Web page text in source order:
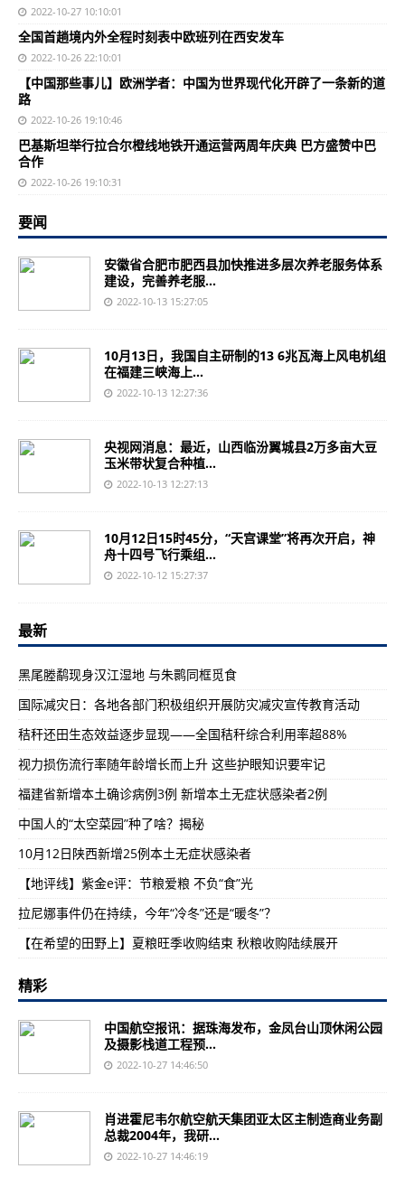
2022-10-27 10:10:01
全国首趟境内外全程时刻表中欧班列在西安发车
2022-10-26 22:10:01
【中国那些事儿】欧洲学者：中国为世界现代化开辟了一条新的道
路
2022-10-26 19:10:46
巴基斯坦举行拉合尔橙线地铁开通运营两周年庆典 巴方盛赞中巴
合作
2022-10-26 19:10:31
要闻
安徽省合肥市肥西县加快推进多层次养老服务体系
建设，完善养老服...
2022-10-13 15:27:05
10月13日，我国自主研制的13 6兆瓦海上风电机组
在福建三峡海上...
2022-10-13 12:27:36
央视网消息：最近，山西临汾翼城县2万多亩大豆
玉米带状复合种植...
2022-10-13 12:27:13
10月12日15时45分，“天宫课堂”将再次开启，神
舟十四号飞行乘组...
2022-10-12 15:27:37
最新
黑尾塍鹬现身汉江湿地 与朱鹮同框觅食
国际减灾日：各地各部门积极组织开展防灾减灾宣传教育活动
秸秆还田生态效益逐步显现——全国秸秆综合利用率超88%
视力损伤流行率随年龄增长而上升 这些护眼知识要牢记
福建省新增本土确诊病例3例 新增本土无症状感染者2例
中国人的“太空菜园”种了啥？揭秘
10月12日陕西新增25例本土无症状感染者
【地评线】紫金e评：节粮爱粮 不负“食”光
拉尼娜事件仍在持续，今年“冷冬”还是“暖冬”？
【在希望的田野上】夏粮旺季收购结束 秋粮收购陆续展开
精彩
中国航空报讯：据珠海发布，金凤台山顶休闲公园
及摄影栈道工程预...
2022-10-27 14:46:50
肖进霍尼韦尔航空航天集团亚太区主制造商业务副
总裁2004年，我研...
2022-10-27 14:46:19